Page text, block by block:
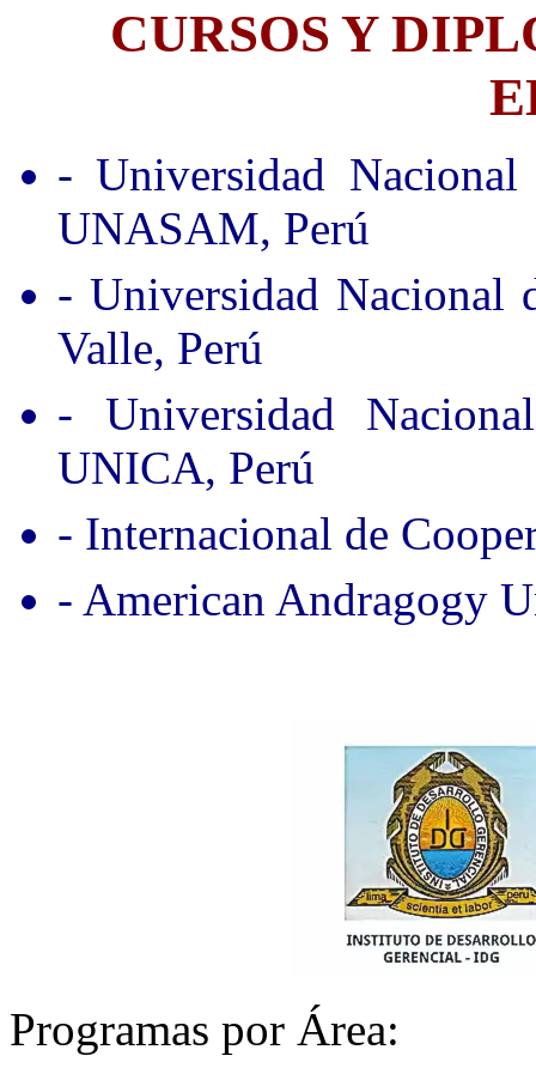
CURSOS Y
- Universidad
UNASAM, Perú
- Universidad Nacional
Valle, Perú
- Universidad
UNICA, Perú
- Internacional de
- American Andragogy
Programas por Área: